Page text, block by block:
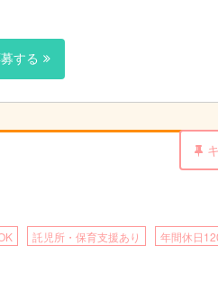
する
託児所・保育支援あり 年間休日